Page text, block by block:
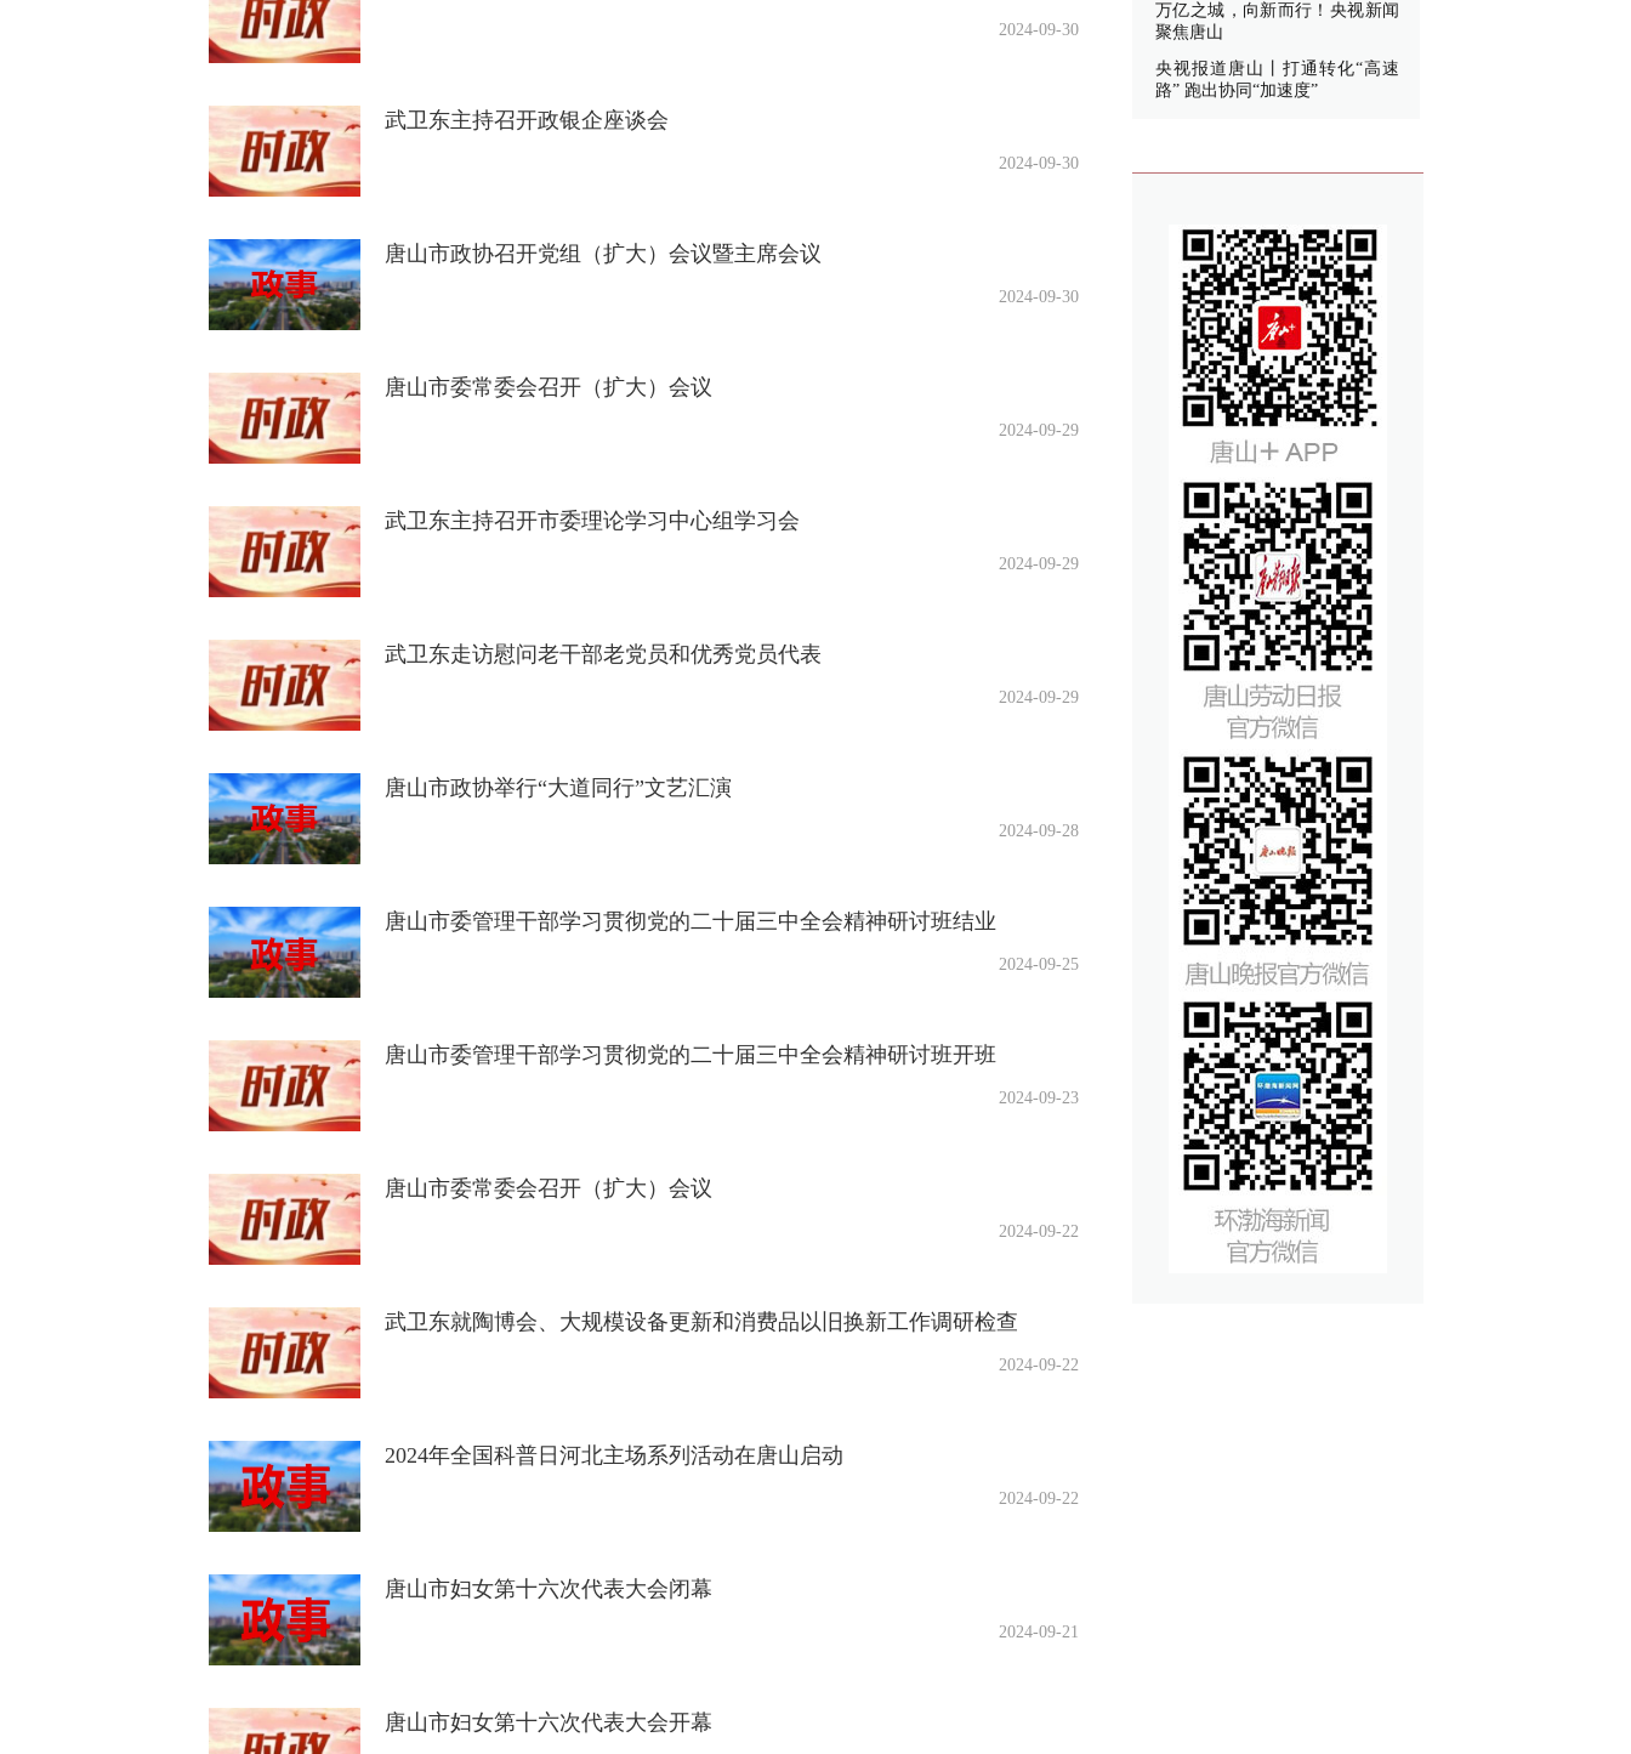
2024-09-30
武卫东主持召开政银企座谈会
2024-09-30
唐山市政协召开党组（扩大）会议暨主席会议
2024-09-30
唐山市委常委会召开（扩大）会议
2024-09-29
武卫东主持召开市委理论学习中心组学习会
2024-09-29
武卫东走访慰问老干部老党员和优秀党员代表
2024-09-29
唐山市政协举行“大道同行”文艺汇演
2024-09-28
唐山市委管理干部学习贯彻党的二十届三中全会精神研讨班结业
2024-09-25
唐山市委管理干部学习贯彻党的二十届三中全会精神研讨班开班
2024-09-23
唐山市委常委会召开（扩大）会议
2024-09-22
武卫东就陶博会、大规模设备更新和消费品以旧换新工作调研检查
2024-09-22
2024年全国科普日河北主场系列活动在唐山启动
2024-09-22
唐山市妇女第十六次代表大会闭幕
2024-09-21
唐山市妇女第十六次代表大会开幕
万亿之城，向新而行！央视新闻
聚焦唐山
央视报道唐山丨打通转化“高速
路” 跑出协同“加速度”